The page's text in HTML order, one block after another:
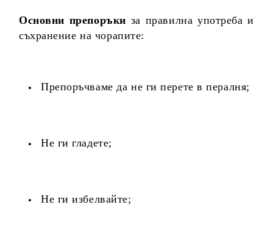
Основни препоръки за правилна употреба и
съхранение на чорапите:
Препоръчваме да не ги перете в пералня;
Не ги гладете;
Не ги избелвайте;